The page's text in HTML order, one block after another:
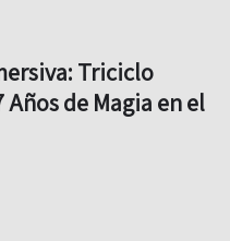
Triciclo
Años de Magia en el